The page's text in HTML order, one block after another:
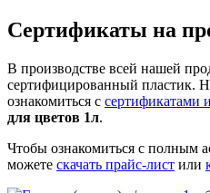
Сертификаты на
В производстве всей нашей
сертифицированный пластик.
ознакомиться с сертификатами
для цветов 1л.
Чтобы ознакомиться с полным
можете скачать прайс-лист или